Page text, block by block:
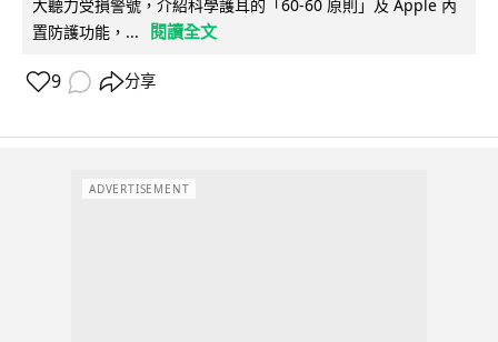
大聽力受損警號，介紹科學護耳的「60-60 原則」及 Apple 內
置防護功能，...
閱讀全文
9 分享
ADVERTISEMENT